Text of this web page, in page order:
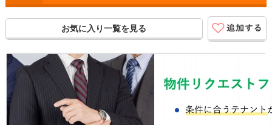
お気に入り一覧を見る